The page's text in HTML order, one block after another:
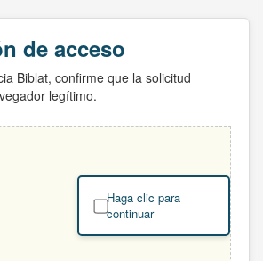
de acceso
Biblat, confirme que la solicitud
legítimo.
Haga clic para
continuar